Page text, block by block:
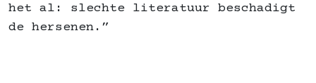
het al: slechte literatuur beschadigt
de hersenen.”